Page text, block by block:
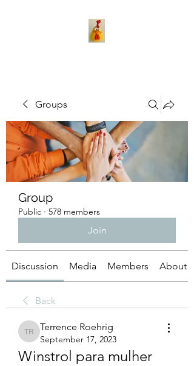
Groups
Group
Public · 578 members
Join
Discussion Media Members About
Back
Terrence Roehrig
Terrence Roehrig
September 17, 2023
Winstrol para mulher